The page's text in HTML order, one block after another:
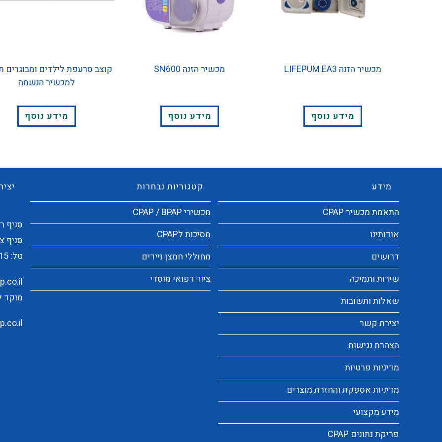
מכשיר הזנה LIFEPUM EA3
מידע נוסף
מכשיר הזנה SN600
מידע נוסף
קוצב סרעפת לילדים ומבוגרים
למכשיר הנשמה
מידע נוסף
מידע
התאמת מכשיר CPAP
אודותינו
דרושים
שירות ותמיכה
שאלות ותשובות
יצירת קשר
הצהרת נגישות
מדיניות פרטיות
מדיניות אספקת והחזרת מוצרים
מידע מקצועי
פריקת נתונים CPAP
קטגוריות נבחרות
מכשירי CPAP / BPAP
מסיכות לCPAP
מחוללי חמצן ניידים
ציוד רפואי מוסדי
סניף
סניף
טל:
מוקד